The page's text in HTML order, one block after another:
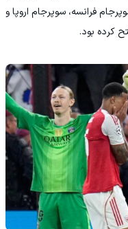
فرانسه، سوپرجام اروپا و
کرده بود.